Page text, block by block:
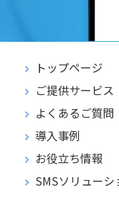
トップページ
ご提供サービス
よくあるご質問
導入事例
お役立ち情報
SMSソリュー